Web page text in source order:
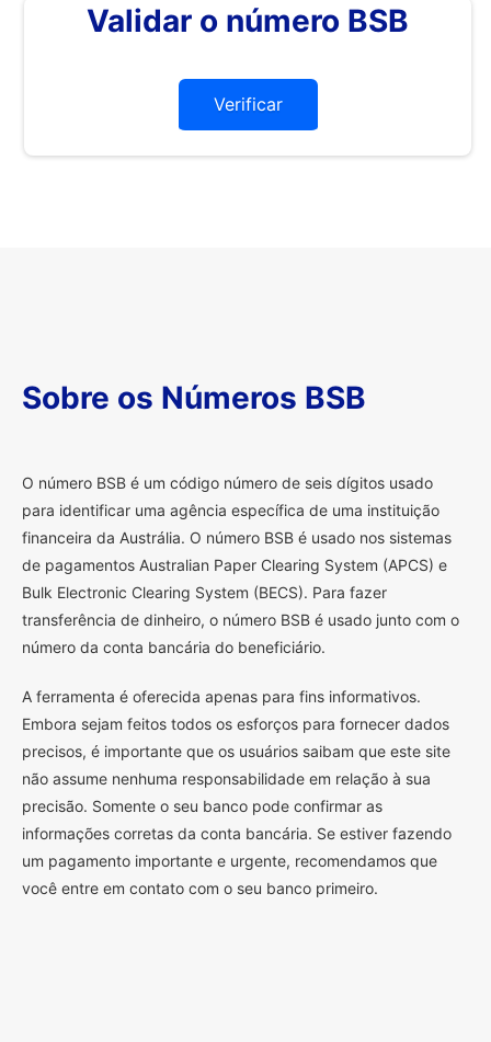
Validar o número BSB
Verificar
Sobre os Números BSB
O número BSB é um código número de seis dígitos usado
para identificar uma agência específica de uma instituição
financeira da Austrália. O número BSB é usado nos sistemas
de pagamentos Australian Paper Clearing System (APCS) e
Bulk Electronic Clearing System (BECS). Para fazer
transferência de dinheiro, o número BSB é usado junto com o
número da conta bancária do beneficiário.
A ferramenta é oferecida apenas para fins informativos.
Embora sejam feitos todos os esforços para fornecer dados
precisos, é importante que os usuários saibam que este site
não assume nenhuma responsabilidade em relação à sua
precisão. Somente o seu banco pode confirmar as
informações corretas da conta bancária. Se estiver fazendo
um pagamento importante e urgente, recomendamos que
você entre em contato com o seu banco primeiro.